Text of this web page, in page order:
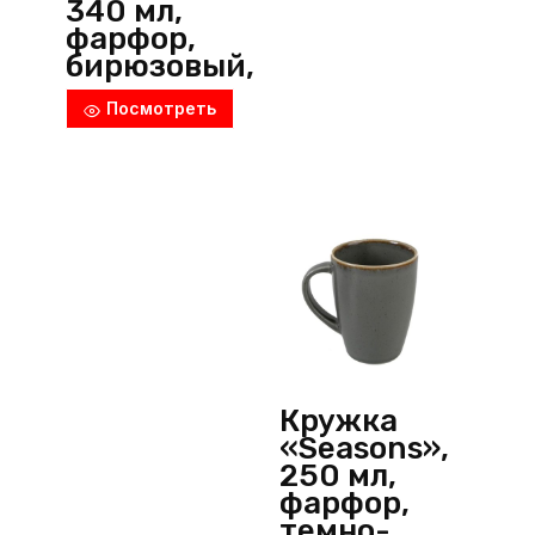
340 мл,
фарфор,
бирюзовый,
Porland
(Турция)
Посмотреть
Кружка
«Seasons»,
250 мл,
фарфор,